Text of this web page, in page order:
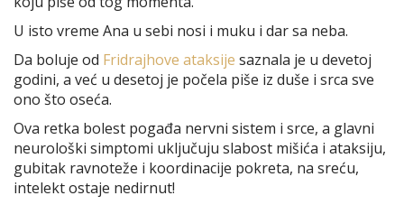
U isto vreme Ana u sebi nosi i muku i dar sa neba.
Da boluje od Fridrajhove ataksije saznala je u devetoj
godini, a već u desetoj je počela piše iz duše i srca sve
ono što oseća.
Ova retka bolest pogađa nervni sistem i srce, a glavni
neurološki simptomi uključuju slabost mišića i ataksiju,
gubitak ravnoteže i koordinacije pokreta, na sreću,
intelekt ostaje nedirnut!